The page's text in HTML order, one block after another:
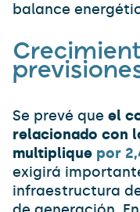
balance
Se prevé que el
relacionado con
multiplique por
exigirá
infraestructura